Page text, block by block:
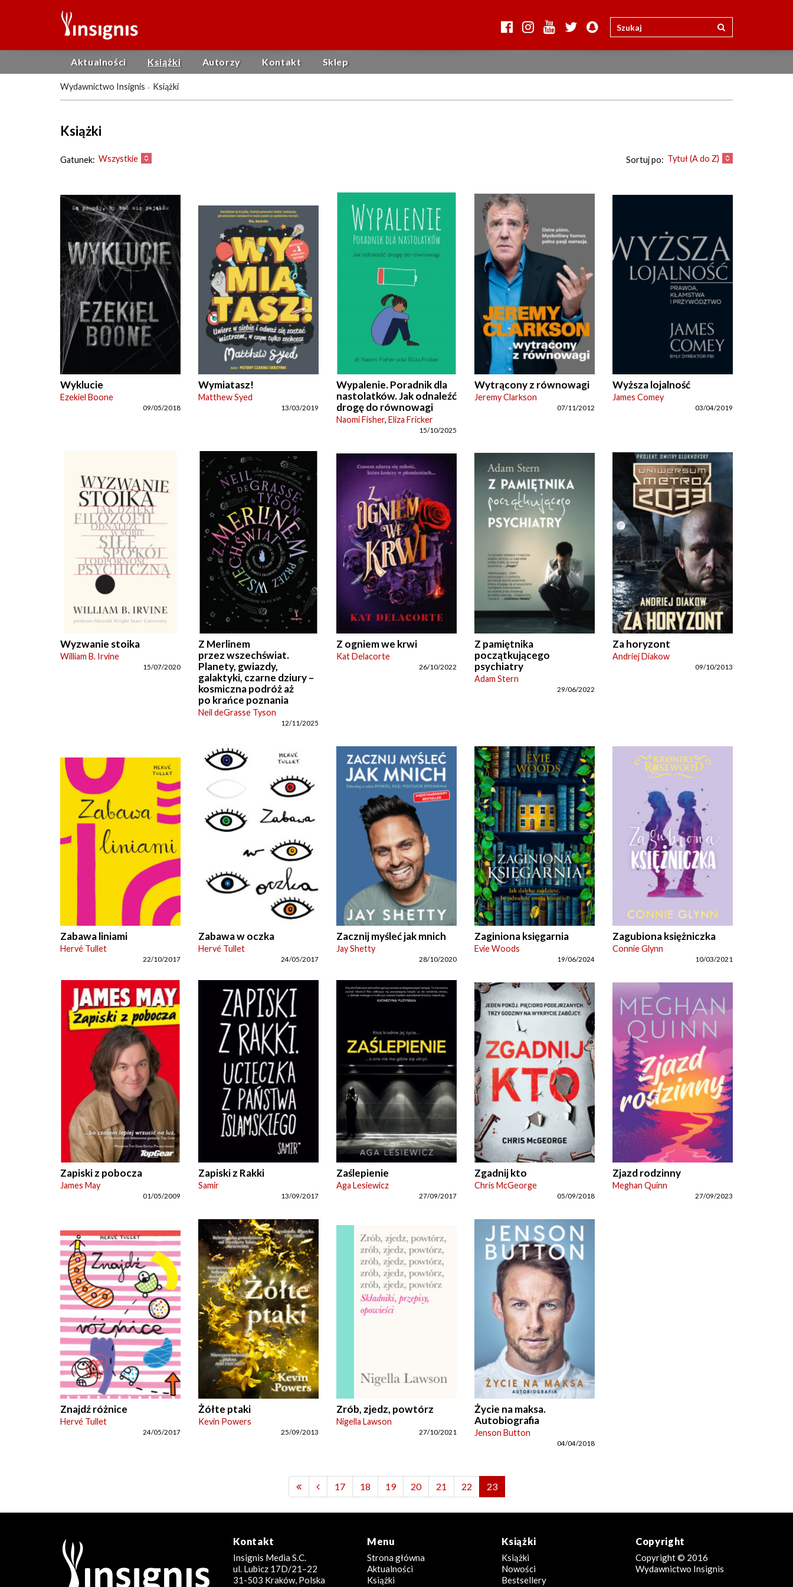
Aktualności Książki Autorzy Kontakt Sklep
Wydawnictwo Insignis Książki
Książki
Gatunek: Wszystkie Sortuj po: Tytuł (A do Z)
Wyklucie
Ezekiel Boone
09/05/2018
Wymiatasz!
Matthew Syed
13/03/2019
Wypalenie. Poradnik dla
nastolatków. Jak odnaleźć
drogę do równowagi
Naomi Fisher, Eliza Fricker
15/10/2025
Wytrącony z równowagi
Jeremy Clarkson
07/11/2012
Wyższa lojalność
James Comey
03/04/2019
Wyzwanie stoika
William B. Irvine
15/07/2020
Z Merlinem
przez wszechświat.
Planety, gwiazdy,
galaktyki, czarne dziury –
kosmiczna podróż aż
po krańce poznania
Neil deGrasse Tyson
12/11/2025
Z ogniem we krwi
Kat Delacorte
26/10/2022
Z pamiętnika
początkującego
psychiatry
Adam Stern
29/06/2022
Za horyzont
Andriej Diakow
09/10/2013
Zabawa liniami
Hervé Tullet
22/10/2017
Zabawa w oczka
Hervé Tullet
24/05/2017
Zacznij myśleć jak mnich
Jay Shetty
28/10/2020
Zaginiona księgarnia
Evie Woods
19/06/2024
Zagubiona księżniczka
Connie Glynn
10/03/2021
Zapiski z pobocza
James May
01/05/2009
Zapiski z Rakki
Samir
13/09/2017
Zaślepienie
Aga Lesiewicz
27/09/2017
Zgadnij kto
Chris McGeorge
05/09/2018
Zjazd rodzinny
Meghan Quinn
27/09/2023
Znajdź różnice
Hervé Tullet
24/05/2017
Żółte ptaki
Kevin Powers
25/09/2013
Zrób, zjedz, powtórz
Nigella Lawson
27/10/2021
Życie na maksa.
Autobiografia
Jenson Button
04/04/2018
17 18 19 20 21 22 23
Kontakt
Insignis Media S.C.
ul. Lubicz 17D/21–22
31-503 Kraków, Polska
Menu
Strona główna
Aktualności
Książki
Książki
Książki
Nowości
Bestsellery
Copyright
Copyright © 2016
Wydawnictwo Insignis